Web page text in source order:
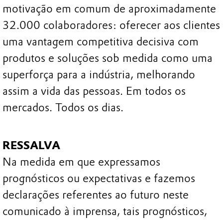
motivação em comum de aproximadamente
32.000 colaboradores: oferecer aos clientes
uma vantagem competitiva decisiva com
produtos e soluções sob medida como uma
superforça para a indústria, melhorando
assim a vida das pessoas. Em todos os
mercados. Todos os dias.
RESSALVA
Na medida em que expressamos
prognósticos ou expectativas e fazemos
declarações referentes ao futuro neste
comunicado à imprensa, tais prognósticos,